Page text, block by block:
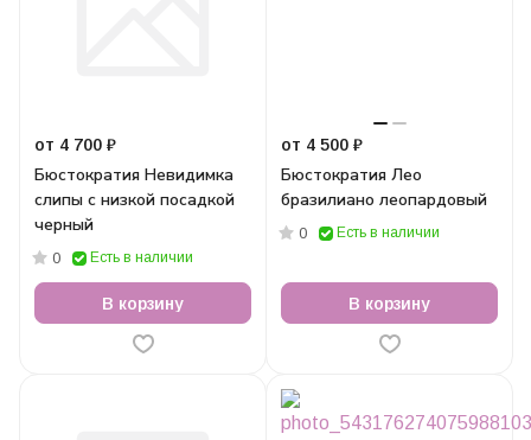
от 4 700 ₽
Бюстократия Невидимка
слипы с низкой посадкой
черный
0 Есть в наличии
В корзину
от 4 500 ₽
Бюстократия Лео
бразилиано леопардовый
0 Есть в наличии
В корзину